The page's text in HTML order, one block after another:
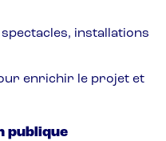
spectacles, installations
enrichir le projet et
publique